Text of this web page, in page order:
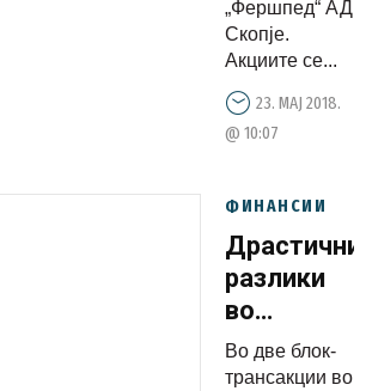
„Фершпед“ АД
Скопје.
Акциите се...
23. МАЈ 2018.
@ 10:07
ФИНАНСИИ
Драстични
разлики
во
вредноста
при
Во две блок-
трансакции во